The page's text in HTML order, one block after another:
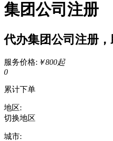
集团公司注册
代办集团公司注册
服务价格: ￥800起
0
累计下单
地区:
切换地区
城市: